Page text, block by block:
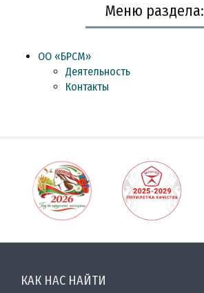
Меню раздела:
ОО «БРСМ»
Деятельность
Контакты
КАК НАС НАЙТИ